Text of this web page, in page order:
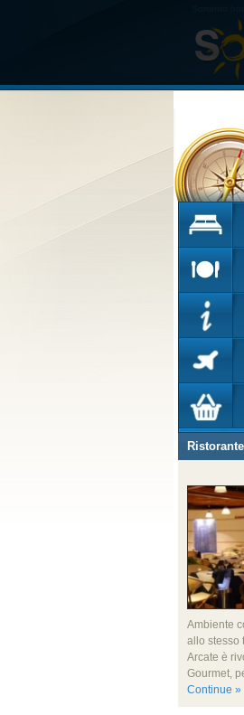
Ambiente
allo stesso
Arcate è
Gourmet,
Continue »